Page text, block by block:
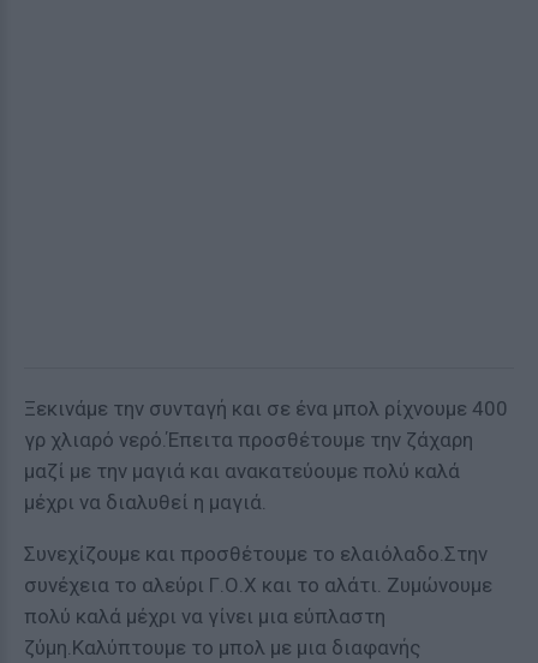
Ξεκινάμε την συνταγή και σε ένα μπολ ρίχνουμε 400
γρ χλιαρό νερό.Έπειτα προσθέτουμε την ζάχαρη
μαζί με την μαγιά και ανακατεύουμε πολύ καλά
μέχρι να διαλυθεί η μαγιά.
Συνεχίζουμε και προσθέτουμε το ελαιόλαδο.Στην
συνέχεια το αλεύρι Γ.Ο.Χ και το αλάτι. Ζυμώνουμε
πολύ καλά μέχρι να γίνει μια εύπλαστη
ζύμη.Καλύπτουμε το μπολ με μια διαφανής